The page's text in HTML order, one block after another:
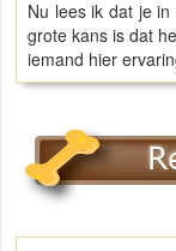
Nu lees ik dat je in
grote kans is dat
iemand hier